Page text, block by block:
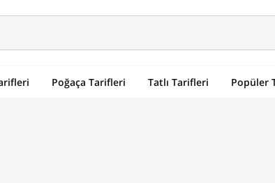
Poğaça Tarifleri Tatlı Tarifleri Popüler